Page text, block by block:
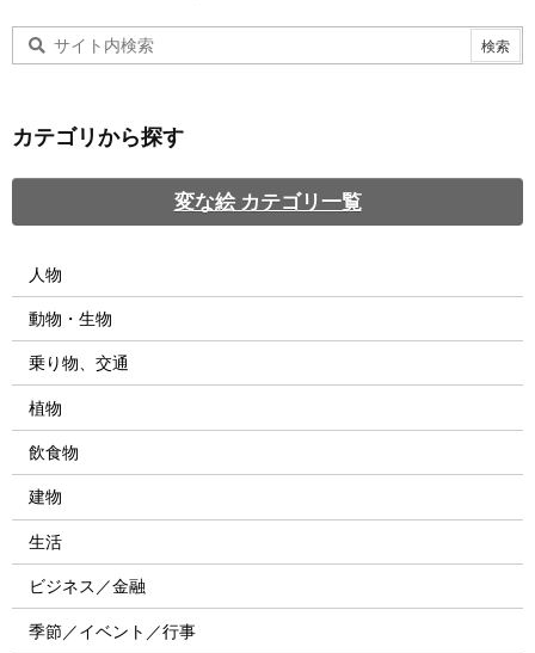
カテゴリから探す
変な絵 カテゴリ一覧
人物
動物・生物
乗り物、交通
植物
飲食物
建物
生活
ビジネス／金融
季節／イベント／行事